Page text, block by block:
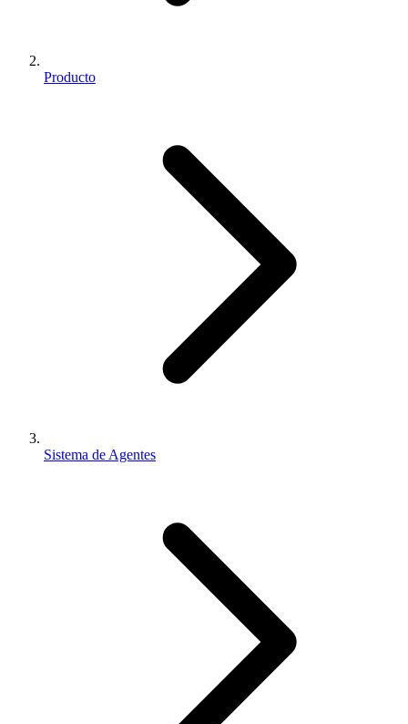
Producto
Sistema de Agentes